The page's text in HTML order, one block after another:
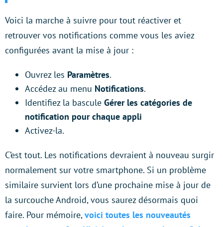
Voici la marche à suivre pour tout réactiver et
retrouver vos notifications comme vous les aviez
configurées avant la mise à jour :
Ouvrez les Paramètres.
Accédez au menu Notifications.
Identifiez la bascule Gérer les catégories de
notification pour chaque appli
Activez-la.
C’est tout. Les notifications devraient à nouveau surgir
normalement sur votre smartphone. Si un problème
similaire survient lors d’une prochaine mise à jour de
la surcouche Android, vous saurez désormais quoi
faire. Pour mémoire,voici toutes les nouveautés